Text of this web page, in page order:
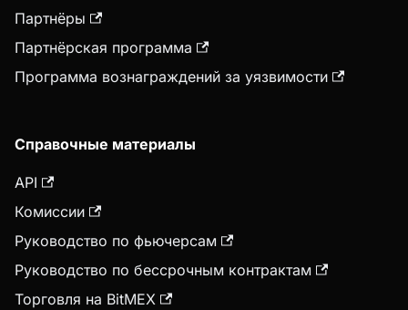
Партнёры
Партнёрская программа
Программа вознаграждений за уязвимости
Справочные материалы
API
Комиссии
Руководство по фьючерсам
Руководство по бессрочным контрактам
Торговля на BitMEX